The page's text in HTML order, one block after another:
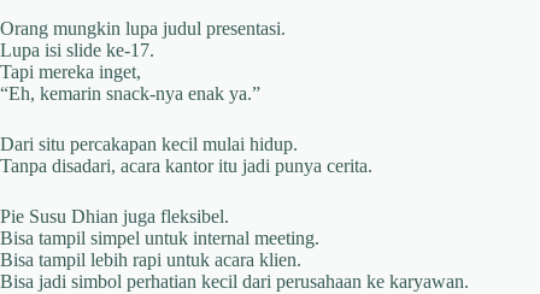
Orang mungkin lupa judul presentasi.
Lupa isi slide ke-17.
Tapi mereka inget,
“Eh, kemarin snack-nya enak ya.”
Dari situ percakapan kecil mulai hidup.
Tanpa disadari, acara kantor itu jadi punya cerita.
Pie Susu Dhian juga fleksibel.
Bisa tampil simpel untuk internal meeting.
Bisa tampil lebih rapi untuk acara klien.
Bisa jadi simbol perhatian kecil dari perusahaan ke karyawan.